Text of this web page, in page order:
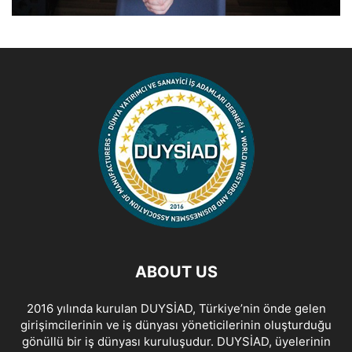
ABOUT US
2016 yılında kurulan DUYSİAD, Türkiye’nin önde gelen
girişimcilerinin ve iş dünyası yöneticilerinin oluşturduğu
gönüllü bir iş dünyası kuruluşudur. DUYSİAD, üyelerinin